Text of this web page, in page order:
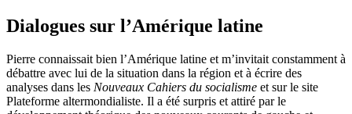
Dialogues sur l’Amérique latine
Pierre connaissait bien l’Amérique latine et m’invitait constamment à
débattre avec lui de la situation dans la région et à écrire des
analyses dans les Nouveaux Cahiers du socialisme et sur le site
Plateforme altermondialiste. Il a été surpris et attiré par le